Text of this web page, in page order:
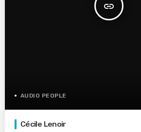
insert_link
AUDIO PEOPLE
Cécile Lenoir